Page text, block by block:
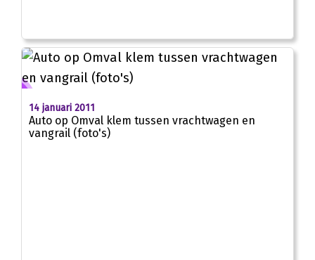
14 januari 2011
Auto op Omval klem tussen vrachtwagen en
vangrail (foto's)